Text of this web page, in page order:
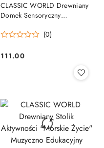
CLASSIC WORLD Drewniany
Domek Sensoryczny
Kluczykami 11el.
(0)
Cena:
111.00